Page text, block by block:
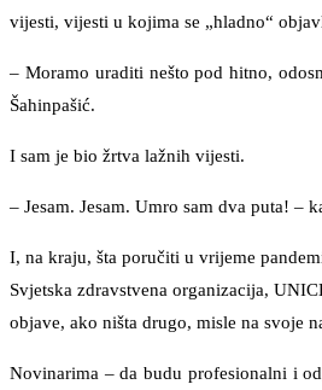
vijesti, vijesti u kojima se „hladno“
– Moramo uraditi nešto pod hitno,
Šahinpašić.
I sam je bio žrtva lažnih vijesti.
– Jesam. Jesam. Umro sam dva puta! –
I, na kraju, šta poručiti u vrijeme
Svjetska zdravstvena organizacija,
objave, ako ništa drugo, misle na svoje
Novinarima – da budu profesionalni i